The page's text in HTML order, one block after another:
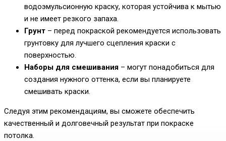
водоэмульсионную краску, которая устойчива к мытью
и не имеет резкого запаха.
Грунт – перед покраской рекомендуется использовать
грунтовку для лучшего сцепления краски с
поверхностью.
Наборы для смешивания – могут понадобиться для
создания нужного оттенка, если вы планируете
смешивать краски.
Следуя этим рекомендациям, вы сможете обеспечить
качественный и долговечный результат при покраске
потолка.